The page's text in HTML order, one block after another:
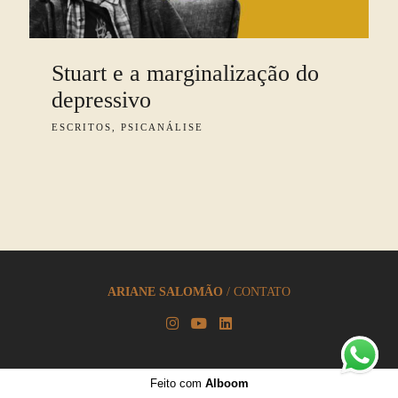
Stuart e a marginalização do
depressivo
ESCRITOS, PSICANÁLISE
ARIANE SALOMÃO / CONTATO
Feito com Alboom